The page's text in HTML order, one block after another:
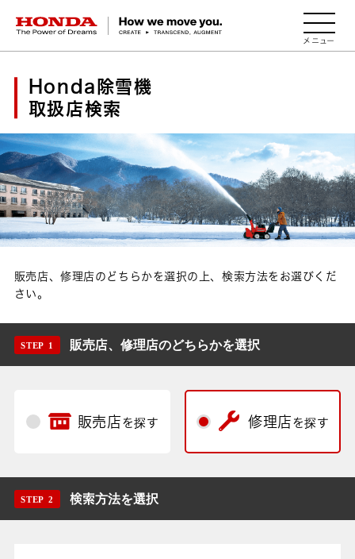
HONDA The Power of Dreams
Honda 除雪機
取扱店検索
販売店、修理店のどちらかを選択の上、検索方法をお選びくだ
さい。
STEP 1 販売店、修理店のどちらかを選択
販売店 を探す 修理店 を探す
STEP 2 検索方法を選択